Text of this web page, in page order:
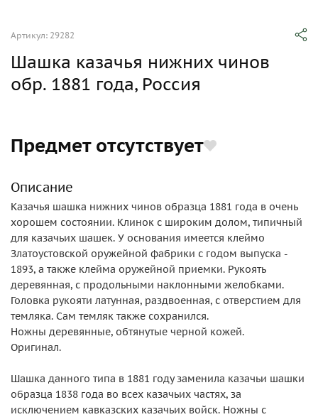
Артикул: 29282
Шашка казачья нижних чинов
обр. 1881 года, Россия
Предмет отсутствует
Описание
Казачья шашка нижних чинов образца 1881 года в очень
хорошем состоянии. Клинок с широким долом, типичный
для казачьих шашек. У основания имеется клеймо
Златоустовской оружейной фабрики с годом выпуска -
1893, а также клейма оружейной приемки. Рукоять
деревянная, с продольными наклонными желобками.
Головка рукояти латунная, раздвоенная, с отверстием для
темляка. Сам темляк также сохранился.
Ножны деревянные, обтянутые черной кожей.
Оригинал.
Шашка данного типа в 1881 году заменила казачьи шашки
образца 1838 года во всех казачьих частях, за
исключением кавказских казачьих войск. Ножны с